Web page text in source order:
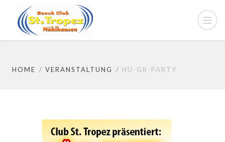
HOME VERANSTALTUNG HÜ-GB-PARTY